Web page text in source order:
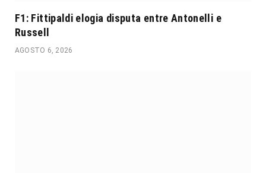
F1: Fittipaldi elogia disputa entre Antonelli e
Russell
AGOSTO 6, 2026